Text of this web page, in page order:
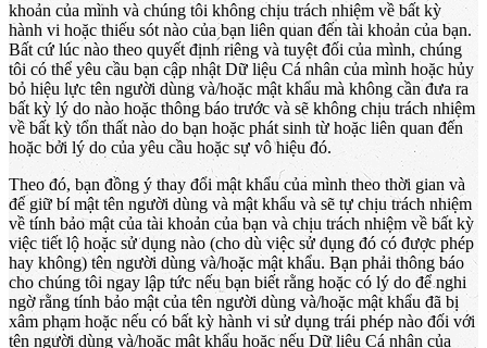
khoản của mình và chúng tôi không chịu trách nhiệm về bất kỳ
hành vi hoặc thiếu sót nào của bạn liên quan đến tài khoản của bạn.
Bất cứ lúc nào theo quyết định riêng và tuyệt đối của mình, chúng
tôi có thể yêu cầu bạn cập nhật Dữ liệu Cá nhân của mình hoặc hủy
bỏ hiệu lực tên người dùng và/hoặc mật khẩu mà không cần đưa ra
bất kỳ lý do nào hoặc thông báo trước và sẽ không chịu trách nhiệm
về bất kỳ tổn thất nào do bạn hoặc phát sinh từ hoặc liên quan đến
hoặc bởi lý do của yêu cầu hoặc sự vô hiệu đó.
Theo đó, bạn đồng ý thay đổi mật khẩu của mình theo thời gian và
để giữ bí mật tên người dùng và mật khẩu và sẽ tự chịu trách nhiệm
về tính bảo mật của tài khoản của bạn và chịu trách nhiệm về bất kỳ
việc tiết lộ hoặc sử dụng nào (cho dù việc sử dụng đó có được phép
hay không) tên người dùng và/hoặc mật khẩu. Bạn phải thông báo
cho chúng tôi ngay lập tức nếu bạn biết rằng hoặc có lý do để nghi
ngờ rằng tính bảo mật của tên người dùng và/hoặc mật khẩu đã bị
xâm phạm hoặc nếu có bất kỳ hành vi sử dụng trái phép nào đối với
tên người dùng và/hoặc mật khẩu hoặc nếu Dữ liệu Cá nhân của